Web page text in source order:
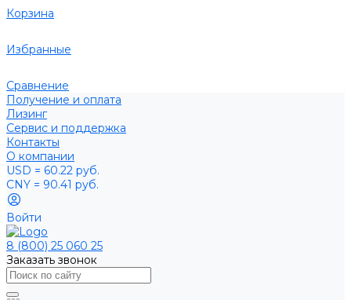
Корзина
Избранные
Сравнение
Получение и оплата
Лизинг
Сервис и поддержка
Контакты
О компании
USD = 60.22 руб.
CNY = 90.41 руб.
Войти
8 (800) 25 060 25
Заказать звонок